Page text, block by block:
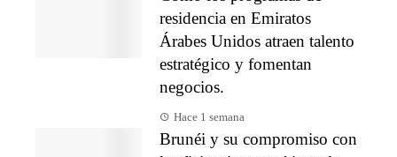
residencia en Emiratos
Árabes Unidos atraen talento
estratégico y fomentan
negocios.
Hace 1 semana
Brunéi y su compromiso con